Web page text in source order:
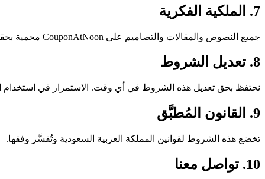
7. الملكية الفكرية
جميع النصوص والمقالات والتصاميم على CouponAtNoon محمية بحقوق النشر. يُسمح بمشاركة الروابط، ولا يُسمح بإعادة النشر الكامل دون إذن.
8. تعديل الشروط
نحتفظ بحق تعديل هذه الشروط في أي وقت. الاستمرار في استخدام
9. القانون المُطبَّق
تخضع هذه الشروط لقوانين المملكة العربية السعودية وتُفسَّر وفقها.
10. تواصل معنا